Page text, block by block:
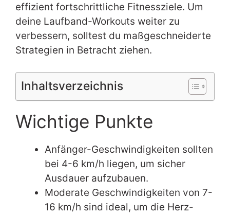
effizient fortschrittliche Fitnessziele. Um
deine Laufband-Workouts weiter zu
verbessern, solltest du maßgeschneiderte
Strategien in Betracht ziehen.
Inhaltsverzeichnis
Wichtige Punkte
Anfänger-Geschwindigkeiten sollten
bei 4-6 km/h liegen, um sicher
Ausdauer aufzubauen.
Moderate Geschwindigkeiten von 7-
16 km/h sind ideal, um die Herz-